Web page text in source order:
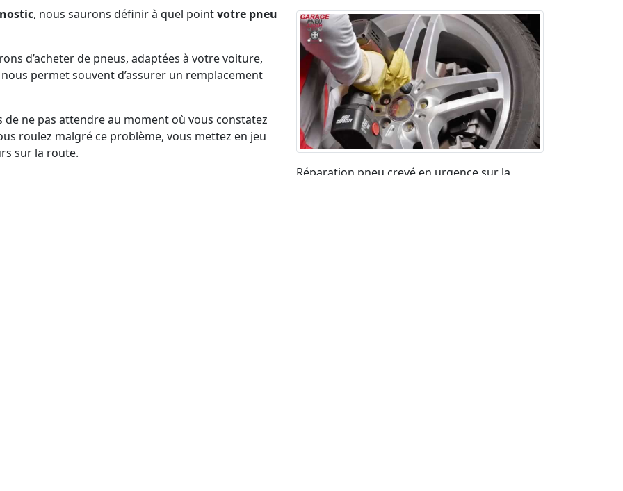
, nous saurons définir à quel pointvotre pneu
d’acheter de pneus, adaptées à votre voiture,
permet souvent d’assurer un remplacement
ne pas attendre au moment où vous constatez
roulez malgré ce problème, vous mettez en jeu
sur la route.
Réparation pneu crevé en urgence sur la